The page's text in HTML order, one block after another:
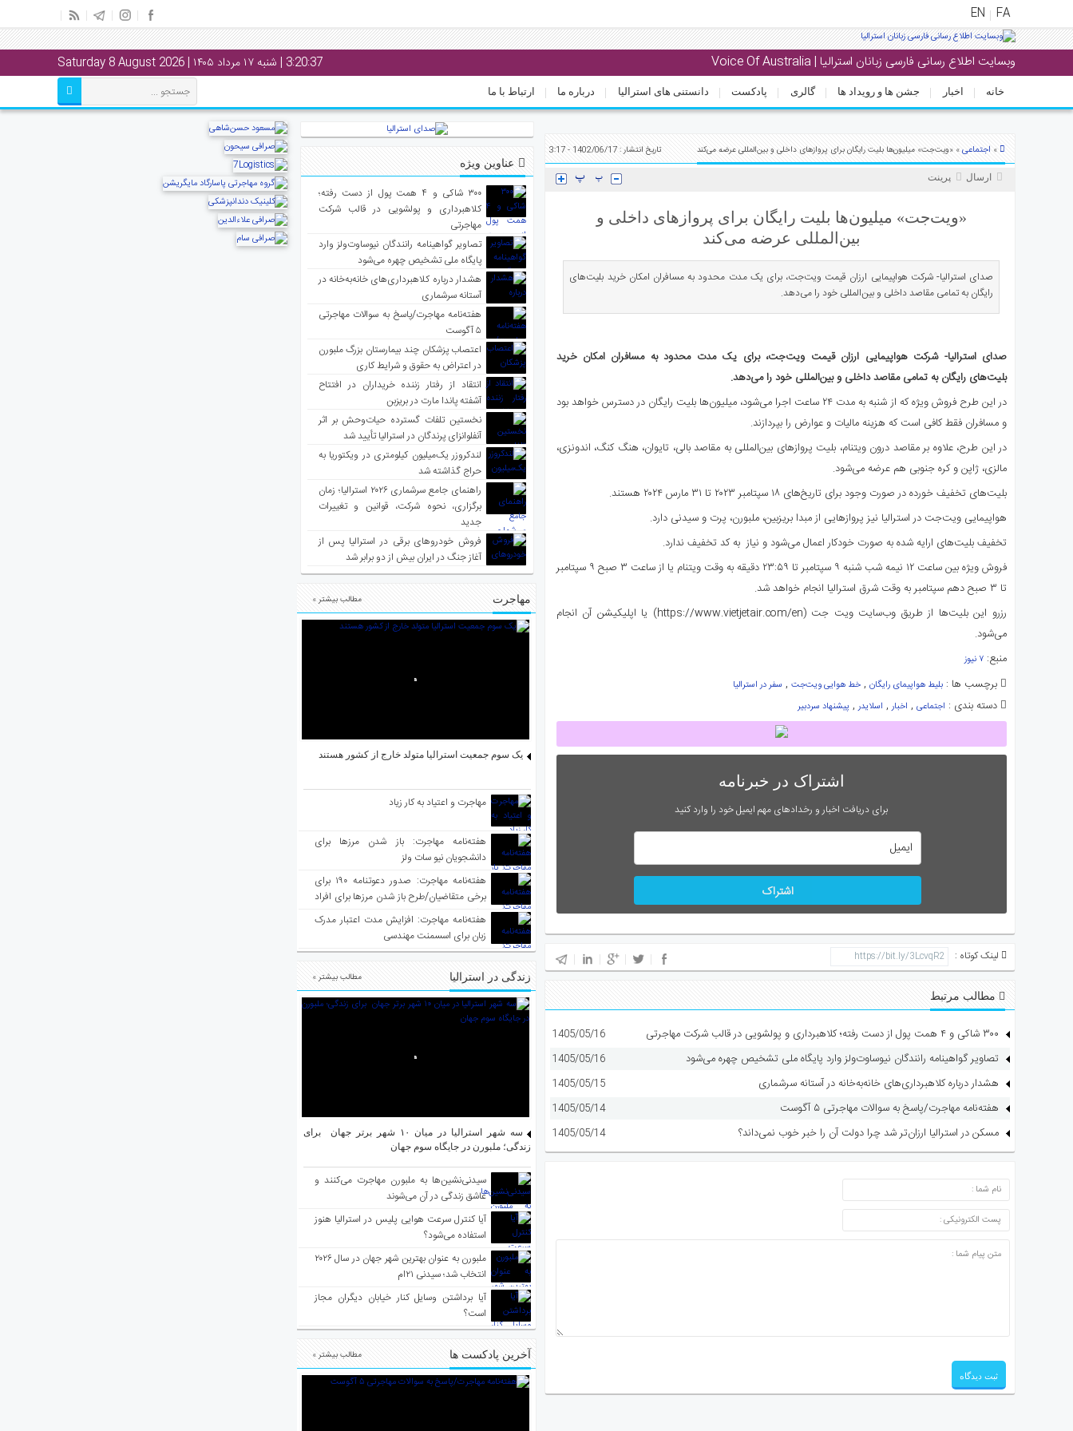
FA
EN
وبسایت اطلاع رسانی فارسی زبانان استرالیا | Voice Of Australia 3:20:38 | شنبه ۱۷ مرداد ۱۴۰۵ | Saturday 8 August 2026
خانه اخبار جشن ها و رویداد ها گالری پادکست دانستنی های استرالیا درباره ما ارتباط با ما
اصلی
خانه
» اجتماعی» «ویت‌جت» میلیون‌ها بلیت رایگان برای پروازهای داخلی و بین‌المللی عرضه می‌کند تاریخ انتشار : 1402/06/17 - 3:17
ارسال پرینت
«ویت‌جت» میلیون‌ها بلیت رایگان برای پروازهای داخلی و
بین‌المللی عرضه می‌کند
صدای استرالیا- شرکت هواپیمایی ارزان قیمت ویت‌جت، برای یک مدت محدود به مسافران امکان خرید بلیت‌های
رایگان به تمامی مقاصد داخلی و بین‌المللی خود را می‌دهد.
صدای استرالیا- شرکت هواپیمایی ارزان قیمت ویت‌جت، برای یک مدت محدود به مسافران امکان خرید
بلیت‌های رایگان به تمامی مقاصد داخلی و بین‌المللی خود را می‌دهد.
در این طرح فروش ویژه که از شنبه به مدت ۲۴ ساعت اجرا می‌شود، میلیون‌ها بلیت رایگان در دسترس خواهد بود
و مسافران فقط کافی است که هزینه مالیات و عوارض را بپردازند.
در این طرح، علاوه بر مقاصد درون ویتنام، بلیت پروازهای بین‌المللی به مقاصد بالی، تایوان، هنگ کنگ، اندونزی،
مالزی، ژاپن و کره جنوبی هم عرضه می‌شود.
بلیت‌های تخفیف خورده در صورت وجود برای تاریخ‌های ۱۸ سپتامبر ۲۰۲۳ تا ۳۱ مارس ۲۰۲۴ هستند.
هواپیمایی ویت‌جت در استرالیا نیز پروازهایی از مبدا بریزبین، ملبورن، پرت و سیدنی دارد.
تخفیف بلیت‌های ارایه شده به صورت خودکار اعمال می‌شود و نیاز به کد تخفیف ندارد.
فروش ویژه بین ساعت ۱۲ نیمه شب شنبه ۹ سپتامبر تا ۲۳:۵۹ دقیقه به وقت ویتنام یا از ساعت ۳ صبح ۹ سپتامبر
تا ۳ صبح دهم سپتامبر به وقت شرق استرالیا انجام خواهد شد.
رزرو این بلیت‌ها از طریق وب‌سایت ویت جت (https://www.vietjetair.com/en) یا اپلیکیشن آن انجام
می‌شود.
منبع: ۷ نیوز
برچسب ها : بلیط هواپیمای رایگان , خط هوایی ویت‌جت , سفر در استرالیا
دسته بندی : اجتماعی , اخبار, اسلایدر, پیشنهاد سردبیر
اشتراک در خبرنامه
برای دریافت اخبار و رخدادهای مهم ایمیل خود را وارد کنید
اشتراک
لینک کوتاه :
مطالب مرتبط
۳۰۰ شاکی و ۴ همت پول از دست رفته؛ کلاهبرداری و پولشویی در قالب شرکت مهاجرتی 1405/05/16
تصاویر گواهینامه رانندگان نیوساوت‌ولز وارد پایگاه ملی تشخیص چهره می‌شود 1405/05/16
هشدار درباره کلاهبرداری‌های خانه‌به‌خانه در آستانه سرشماری 1405/05/15
هفته‌نامه مهاجرت/پاسخ به سوالات مهاجرتی ۵ آگوست 1405/05/14
مسکن در استرالیا ارزان‌تر شد چرا دولت آن را خبر خوب نمی‌داند؟ 1405/05/14
ارسال دیدگاه
عناوین ویژه
۳۰۰ شاکی و ۴ همت پول از دست رفته؛
کلاهبرداری و پولشویی در قالب شرکت
مهاجرتی
تصاویر گواهینامه رانندگان نیوساوت‌ولز وارد
پایگاه ملی تشخیص چهره می‌شود
هشدار درباره کلاهبرداری‌های خانه‌به‌خانه در
آستانه سرشماری
هفته‌نامه مهاجرت/پاسخ به سوالات مهاجرتی
۵ آگوست
اعتصاب پزشکان چند بیمارستان بزرگ ملبورن
در اعتراض به حقوق و شرایط کاری
انتقاد از رفتار زننده خریداران در افتتاح
آشفته پاندا مارت در بریزبن
نخستین تلفات گسترده حیات‌وحش بر اثر
آنفلوانزای پرندگان در استرالیا تأیید شد
لندکروزر یک‌میلیون کیلومتری در ویکتوریا به
حراج گذاشته شد
راهنمای جامع سرشماری ۲۰۲۶ استرالیا؛ زمان
برگزاری، نحوه شرکت، قوانین و تغییرات
جدید
فروش خودروهای برقی در استرالیا پس از
آغاز جنگ در ایران بیش از دو برابر شد
مهاجرت مطالب بیشتر »
یک سوم جمعیت استرالیا متولد خارج از کشور هستند
مهاجرت و اعتیاد به کار زیاد
هفته‌نامه مهاجرت: باز شدن مرزها برای
دانشجویان نیو سات ولز
هفته‌نامه مهاجرت: صدور دعوتنامه ۱۹۰ برای
برخی متقاضیان/طرح باز شدن مرزها برای افراد
واکسینه شده
هفته‌نامه مهاجرت: افزایش مدت اعتبار مدرک
زبان برای اسسمنت مهندسی
زندگی در استرالیا مطالب بیشتر »
سه شهر استرالیا در میان ۱۰ شهر برتر جهان برای
زندگی؛ ملبورن در جایگاه سوم جهان
سیدنی‌نشین‌ها به ملبورن مهاجرت می‌کنند و
عاشق زندگی در آن می‌شوند
آیا کنترل سرعت هوایی پلیس در استرالیا هنوز
استفاده می‌شود؟
ملبورن به عنوان بهترین شهر جهان در سال ۲۰۲۶
انتخاب شد؛ سیدنی ۲۱‌ام
آیا برداشتن وسایل کنار خیابان دیگران مجاز
است؟
آخرین پادکست ها مطالب بیشتر »